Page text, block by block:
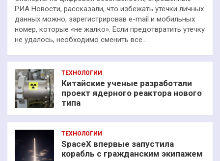
РИА Новости, рассказали, что избежать утечки личных
данных можно, зарегистрировав e-mail и мобильных
номер, которые «не жалко». Если предотвратить утечку
не удалось, необходимо сменить все…
ТЕХНОЛОГИИ
Китайские ученые разработали
проект ядерного реактора нового
типа
ТЕХНОЛОГИИ
SpaceX впервые запустила
корабль с гражданским экипажем